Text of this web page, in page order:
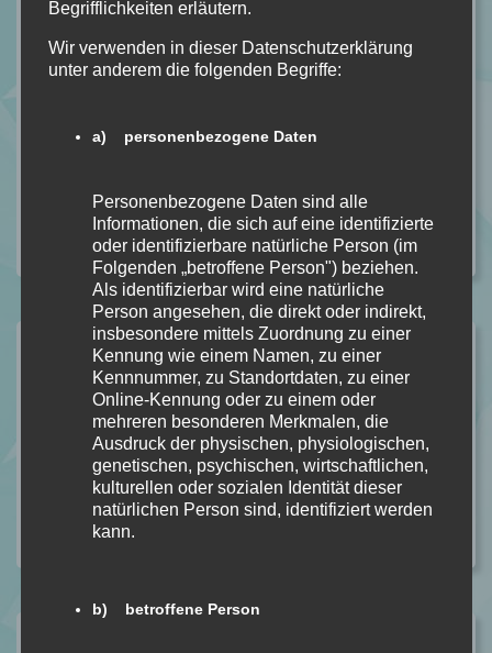
Hier zu kaufen (Hörbuch / eBook):
Kostenpunkt (Hörbuch / eBook):9,99€
Genre:Romance
Kategorie:ALLGEMEIN,REZENSION Kommentare: 2
Ähnliche Beiträge
Anathema von Keri Lake [Dark Fantasy]
In Rezension
Unhinged von Steph Macca [Dark Romance]
In Rezension
BLOOD – Du sollst bereuen Bd. 2 von S. T. Abby
In Rezension
Begrifflichkeiten erläutern.
Wir verwenden in dieser Datenschutzerklärung
unter anderem die folgenden Begriffe:
a) personenbezogene Daten
Personenbezogene Daten sind alle
Informationen, die sich auf eine identifizierte
oder identifizierbare natürliche Person (im
Folgenden „betroffene Person") beziehen.
Als identifizierbar wird eine natürliche
Person angesehen, die direkt oder indirekt,
insbesondere mittels Zuordnung zu einer
Kennung wie einem Namen, zu einer
Kennnummer, zu Standortdaten, zu einer
Online-Kennung oder zu einem oder
mehreren besonderen Merkmalen, die
Ausdruck der physischen, physiologischen,
genetischen, psychischen, wirtschaftlichen,
kulturellen oder sozialen Identität dieser
natürlichen Person sind, identifiziert werden
kann.
b) betroffene Person